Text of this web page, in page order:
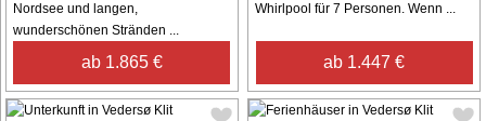
Nordsee und langen,
wunderschönen Stränden ...
ab 1.865 €
Whirlpool für 7 Personen. Wenn ...
ab 1.447 €